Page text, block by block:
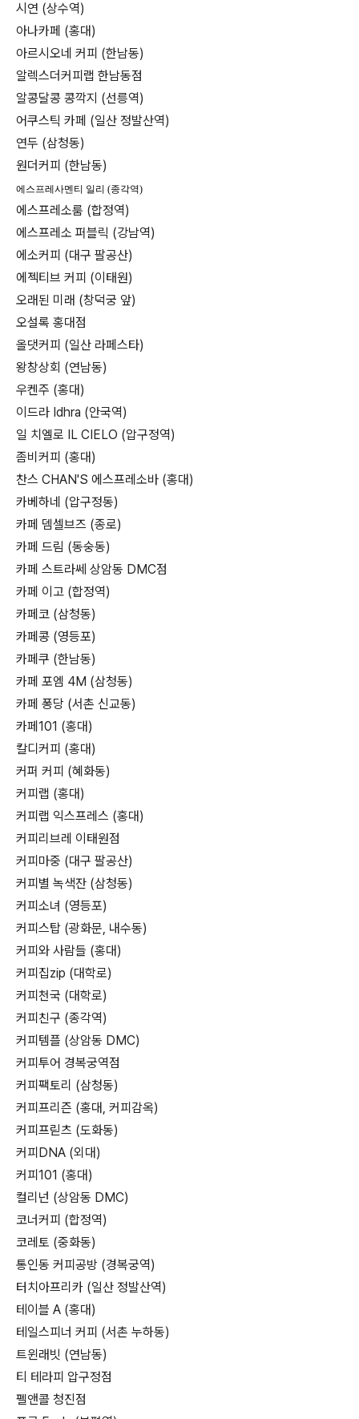
시연 (상수역)
아나카페 (홍대)
아르시오네 커피 (한남동)
알렉스더커피랩 한남동점
알콩달콩 콩깍지 (선릉역)
어쿠스틱 카페 (일산 정발산역)
연두 (삼청동)
원더커피 (한남동)
에스프레사멘티 일리 (종각역)
에스프레소룸 (합정역)
에스프레소 퍼블릭 (강남역)
에소커피 (대구 팔공산)
에젝티브 커피 (이태원)
오래된 미래 (창덕궁 앞)
오설록 홍대점
올댓커피 (일산 라페스타)
왕창상회 (연남동)
우켄주 (홍대)
이드라 Idhra (안국역)
일 치엘로 IL CIELO (압구정역)
좀비커피 (홍대)
찬스 CHAN'S 에스프레소바 (홍대)
카베하네 (압구정동)
카페 뎀셀브즈 (종로)
카페 드림 (동숭동)
카페 스트라쎄 상암동 DMC점
카페 이고 (합정역)
카페코 (삼청동)
카페콩 (영등포)
카페쿠 (한남동)
카페 포엠 4M (삼청동)
카페 퐁당 (서촌 신교동)
카페101 (홍대)
칼디커피 (홍대)
커퍼 커피 (혜화동)
커피랩 (홍대)
커피랩 익스프레스 (홍대)
커피리브레 이태원점
커피마중 (대구 팔공산)
커피별 녹색잔 (삼청동)
커피소녀 (영등포)
커피스탑 (광화문, 내수동)
커피와 사람들 (홍대)
커피집zip (대학로)
커피천국 (대학로)
커피친구 (종각역)
커피템플 (상암동 DMC)
커피투어 경복궁역점
커피팩토리 (삼청동)
커피프리즌 (홍대, 커피감옥)
커피프릳츠 (도화동)
커피DNA (외대)
커피101 (홍대)
컬리넌 (상암동 DMC)
코너커피 (합정역)
코레토 (중화동)
통인동 커피공방 (경복궁역)
터치아프리카 (일산 정발산역)
테이블 A (홍대)
테일스피너 커피 (서촌 누하동)
트윈래빗 (연남동)
티 테라피 압구정점
펠앤콜 청진점